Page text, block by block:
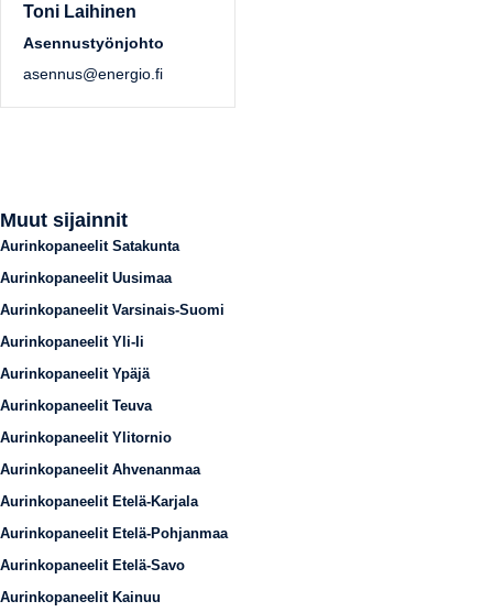
Toni Laihinen
Asennustyönjohto
asennus@energio.fi
Muut sijainnit
Aurinkopaneelit Satakunta
Aurinkopaneelit Uusimaa
Aurinkopaneelit Varsinais-Suomi
Aurinkopaneelit Yli-Ii
Aurinkopaneelit Ypäjä
Aurinkopaneelit Teuva
Aurinkopaneelit Ylitornio
Aurinkopaneelit Ahvenanmaa
Aurinkopaneelit Etelä-Karjala
Aurinkopaneelit Etelä-Pohjanmaa
Aurinkopaneelit Etelä-Savo
Aurinkopaneelit Kainuu